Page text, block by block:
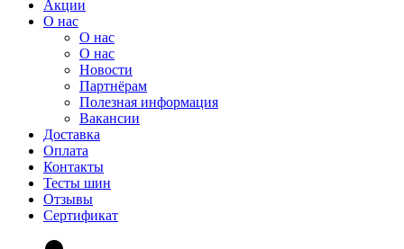
Акции
О нас
О нас
О нас
Новости
Партнёрам
Полезная информация
Вакансии
Доставка
Оплата
Контакты
Тесты шин
Отзывы
Сертификат